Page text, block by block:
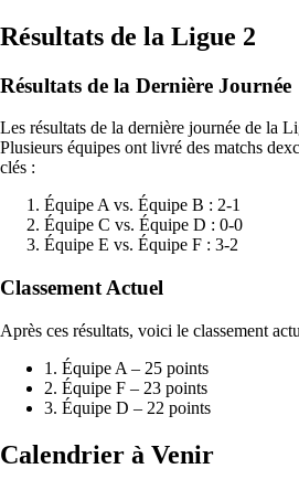
Résultats de la Ligue 2
Résultats de la Dernière Journée
Les résultats de la dernière journée de la
Plusieurs équipes ont livré des matchs
clés :
Équipe A vs. Équipe B : 2-1
Équipe C vs. Équipe D : 0-0
Équipe E vs. Équipe F : 3-2
Classement Actuel
Après ces résultats, voici le classement
1. Équipe A – 25 points
2. Équipe F – 23 points
3. Équipe D – 22 points
Calendrier à Venir